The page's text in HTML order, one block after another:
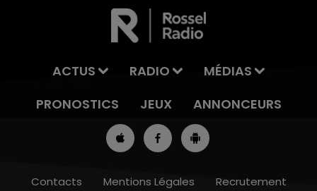
ACTUS RADIO
MÉDIAS
PRONOSTICS
JEUX ANNONCEURS
Contacts Mentions Légales
Recrutement